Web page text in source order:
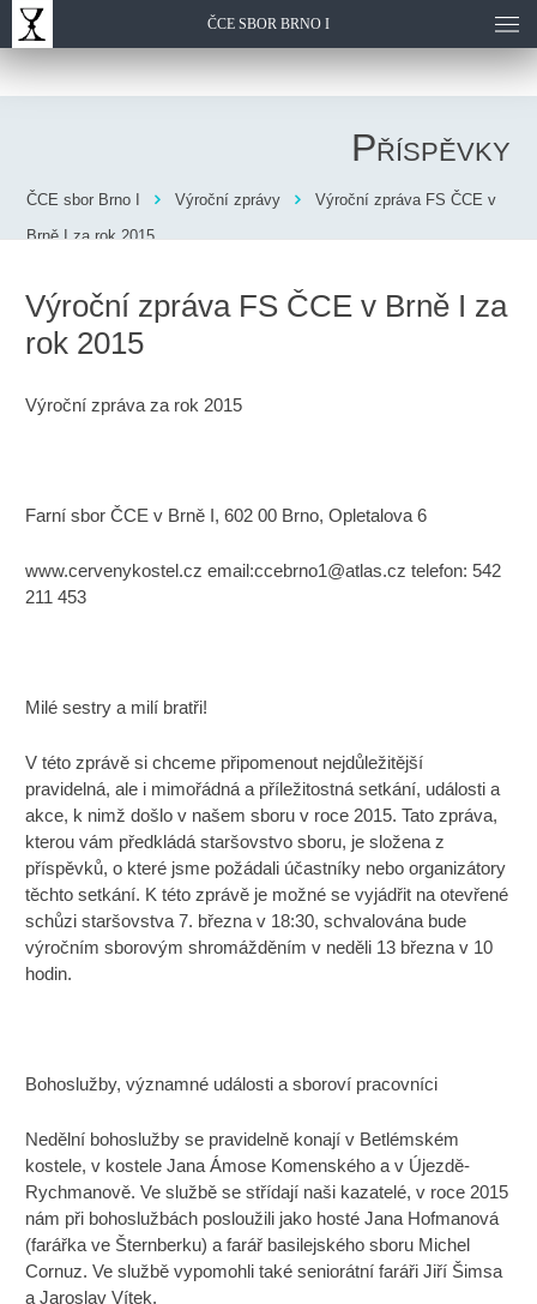
ČCE SBOR BRNO I
Příspěvky
ČCE sbor Brno I Výroční zprávy
Výroční zpráva FS ČCE v
Brně I za rok 2015
Výroční zpráva FS ČCE v Brně I za
rok 2015
Výroční zpráva za rok 2015
Farní sbor ČCE v Brně I, 602 00 Brno, Opletalova 6
www.cervenykostel.cz email:ccebrno1@atlas.cz telefon: 542
211 453
Milé sestry a milí bratři!
V této zprávě si chceme připomenout nejdůležitější
pravidelná, ale i mimořádná a příležitostná setkání, události a
akce, k nimž došlo v našem sboru v roce 2015. Tato zpráva,
kterou vám předkládá staršovstvo sboru, je složena z
příspěvků, o které jsme požádali účastníky nebo organizátory
těchto setkání. K této zprávě je možné se vyjádřit na otevřené
schůzi staršovstva 7. března v 18:30, schvalována bude
výročním sborovým shromážděním v neděli 13 března v 10
hodin.
Bohoslužby, významné události a sboroví pracovníci
Nedělní bohoslužby se pravidelně konají v Betlémském
kostele, v kostele Jana Ámose Komenského a v Újezdě-
Rychmanově. Ve službě se střídají naši kazatelé, v roce 2015
nám při bohoslužbách posloužili jako hosté Jana Hofmanová
(farářka ve Šternberku) a farář basilejského sboru Michel
Cornuz. Ve službě vypomohli také seniorátní faráři Jiří Šimsa
a Jaroslav Vítek.